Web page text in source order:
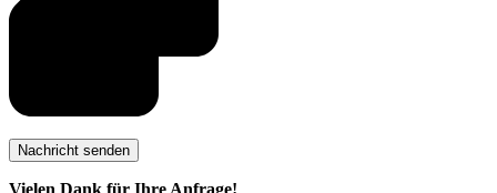
Vielen Dank für Ihre Anfrage!